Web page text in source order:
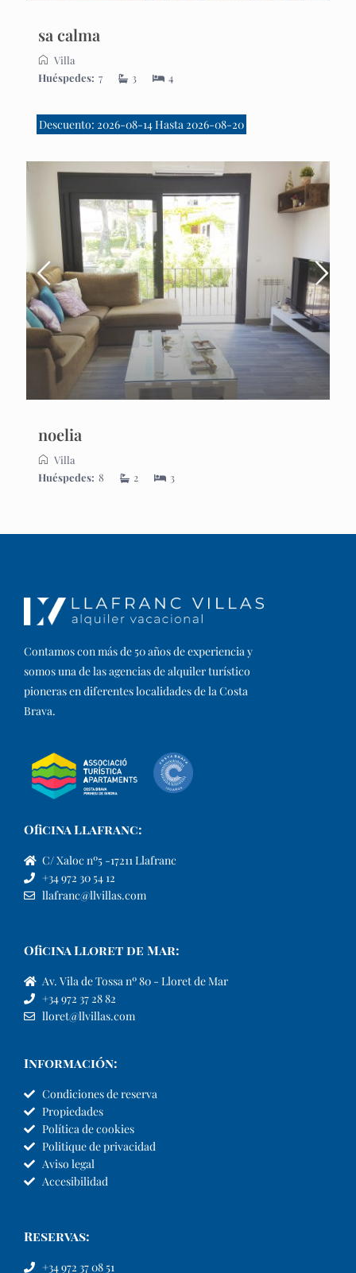
sa calma
Villa
Huéspedes: 7 3 4
Descuento: 2026-08-14 Hasta 2026-08-20
noelia
Villa
Huéspedes: 8 2 3
Contamos con más de 50 años de experiencia y
somos una de las agencias de alquiler turístico
pioneras en diferentes localidades de la Costa
Brava.​
Oficina Llafranc:
C/ Xaloc nº5 -17211 Llafranc
+34 972 30 54 12
llafranc@llvillas.com
Oficina Lloret de Mar:
Av. Vila de Tossa nº 80 - Lloret de Mar
+34 972 37 28 82
lloret@llvillas.com
Información:
Condiciones de reserva
Propiedades
Política de cookies
Politique de privacidad
Aviso legal
Accesibilidad
Reservas:
+34 972 37 08 51